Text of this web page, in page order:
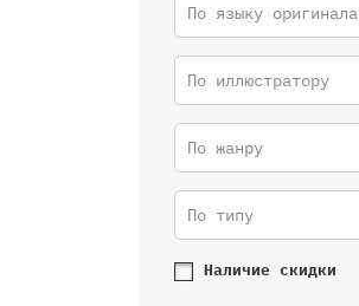
По языку оригинала
По иллюстратору
По жанру
По типу
Наличие скидки